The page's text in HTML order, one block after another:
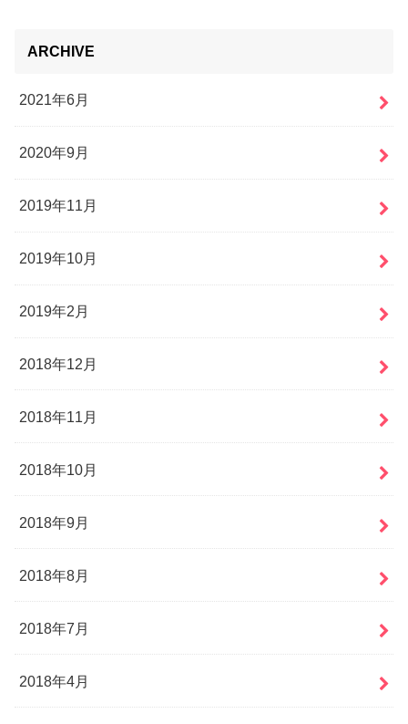
ARCHIVE
2021年6月
2020年9月
2019年11月
2019年10月
2019年2月
2018年12月
2018年11月
2018年10月
2018年9月
2018年8月
2018年7月
2018年4月